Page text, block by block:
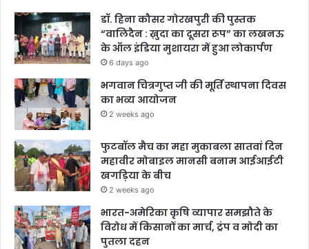
डॉ. हिना कौसर गोरखपुरी की पुस्तक
“वालिदैन : ख़ुदा का दूसरा रूप” का लखनऊ
के ऑल इंडिया मुशायरा में हुआ लोकार्पण
6 days ago
भगवान चित्रगुप्त जी की मूर्ति स्थापना दिवस
का भव्य आयोजन
2 weeks ago
फुटबॉल मैच का महा मुकाबला सातवां दिन
महावीर मोबाइल मानसी बनाम आईआईटी
खगड़िया के बीच
2 weeks ago
भारत-अमेरिका कृषि व्यापार समझौते के
विरोध में किसानों का मार्च, ट्रंप व मोदी का
पुतला दहन